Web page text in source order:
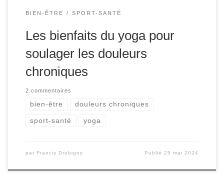
BIEN-ÊTRE SPORT-SANTÉ
Les bienfaits du yoga pour
soulager les douleurs
chroniques
2 commentaires
bien-être douleurs chroniques
sport-santé yoga
par Francis Drubigny Publié25 mai 2024